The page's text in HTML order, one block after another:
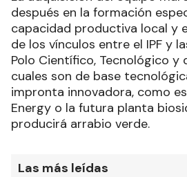
después en la formación
capacidad productiva local y
de los vínculos entre el IPF y
Polo Científico, Tecnológico y
cuales son de base
impronta innovadora, como
Energy o la futura planta
producirá arrabio verde.
Las más leídas